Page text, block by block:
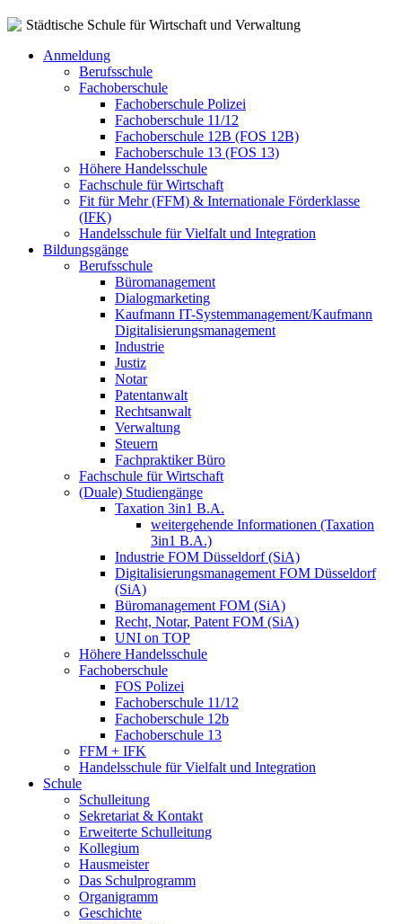
Städtische Schule für Wirtschaft und Verwaltung
Anmeldung
Berufsschule
Fachoberschule
Fachoberschule Polizei
Fachoberschule 11/12
Fachoberschule 12B (FOS 12B)
Fachoberschule 13 (FOS 13)
Höhere Handelsschule
Fachschule für Wirtschaft
Fit für Mehr (FFM) & Internationale Förderklasse
(IFK)
Handelsschule für Vielfalt und Integration
Bildungsgänge
Berufsschule
Büromanagement
Dialogmarketing
Kaufmann IT-Systemmanagement/Kaufmann
Digitalisierungsmanagement
Industrie
Justiz
Notar
Patentanwalt
Rechtsanwalt
Verwaltung
Steuern
Fachpraktiker Büro
Fachschule für Wirtschaft
(Duale) Studiengänge
Taxation 3in1 B.A.
weitergehende Informationen (Taxation
3in1 B.A.)
Industrie FOM Düsseldorf (SiA)
Digitalisierungsmanagement FOM Düsseldorf
(SiA)
Büromanagement FOM (SiA)
Recht, Notar, Patent FOM (SiA)
UNI on TOP
Höhere Handelsschule
Fachoberschule
FOS Polizei
Fachoberschule 11/12
Fachoberschule 12b
Fachoberschule 13
FFM + IFK
Handelsschule für Vielfalt und Integration
Schule
Schulleitung
Sekretariat & Kontakt
Erweiterte Schulleitung
Kollegium
Hausmeister
Das Schulprogramm
Organigramm
Geschichte